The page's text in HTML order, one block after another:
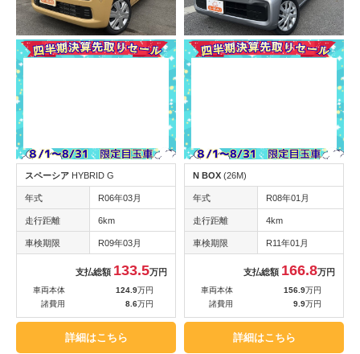
スペーシア HYBRID G
年式 R06年03月
走行距離 6km
車検期限 R09年03月
支払総額 133.5万円
車両本体 124.9万円
諸費用
8.6万円
詳細はこちら
N BOX (26M)
年式 R08年01月
走行距離 4km
車検期限 R11年01月
支払総額 166.8万円
車両本体 156.9万円
諸費用
9.9万円
詳細はこちら